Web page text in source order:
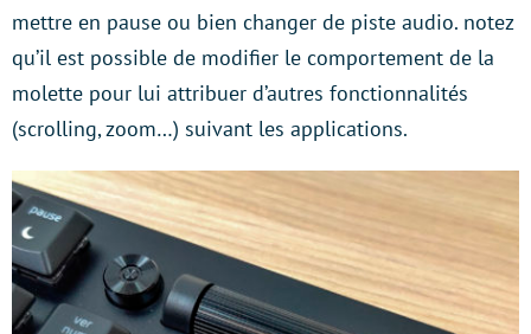
mettre en pause ou bien changer de piste audio. notez
qu’il est possible de modifier le comportement de la
molette pour lui attribuer d’autres fonctionnalités
(scrolling, zoom…) suivant les applications.